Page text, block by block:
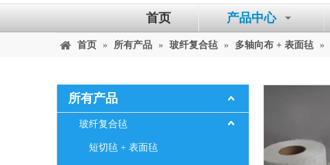
首页 产品中心
首页 » 所有产品 » 玻纤复合毡 » 多轴向布 + 表面毡 »
所有产品
玻纤复合毡
短切毡 + 表面毡